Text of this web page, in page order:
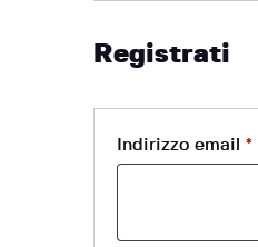
Registrati
Indirizzo email *